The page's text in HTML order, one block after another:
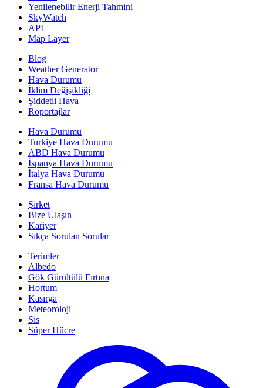
Yenilenebilir Enerji Tahmini
SkyWatch
API
Map Layer
Blog
Weather Generator
Hava Durumu
İklim Değişikliği
Şiddetli Hava
Röportajlar
Hava Durumu
Turkiye Hava Durumu
ABD Hava Durumu
İspanya Hava Durumu
İtalya Hava Durumu
Fransa Hava Durumu
Şirket
Bize Ulaşın
Kariyer
Sıkça Sorulan Sorular
Terimler
Albedo
Gök Gürültülü Fırtına
Hortum
Kasırga
Meteoroloji
Sis
Süper Hücre